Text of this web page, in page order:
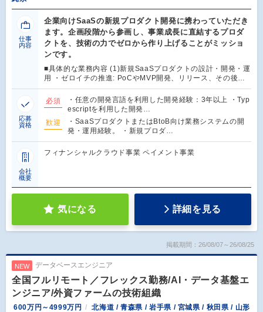
仕事
内容
企業向けSaaSの新規プロダクト開発に携わっていただき
ます。企画段階から参画し、事業成長に直結するプロダ
クトを、技術の力でゼロから作り上げることがミッショ
ンです。
■具体的な業務内容 (1)新規SaaSプロダクトの設計・開発・運
用 ・ゼロイチの推進: PoCやMVP開発、リリース、その後…
応募
資格
必須
・任意の開発言語を利用した開発経験：3年以上 ・Typ
escriptを利用した開発…
歓迎
・SaaSプロダクトまたはBtoB向け業務システムの開
発・運用経験。 ・新規プロダ…
会社
概要
フィナンシャルクラウド事業 ペイメント事業
気になる 詳細を見る
掲載期間：26/08/07～26/08/25
NEW データベースエンジニア
全国フルリモート／フレックス勤務/AI・データ基盤エ
ンジニア/外資ファームの技術組織
600万円～4999万円
北海道 / 青森県 / 岩手県 / 宮城県 / 秋田県 / 山形